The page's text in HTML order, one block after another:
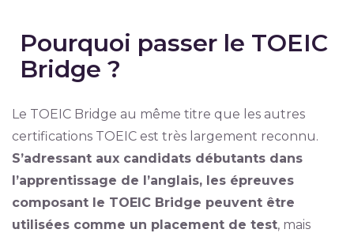
Pourquoi passer le TOEIC
Bridge ?
Le TOEIC Bridge au même titre que les autres
certifications TOEIC est très largement reconnu.
S’adressant aux candidats débutants dans
l’apprentissage de l’anglais, les épreuves
composant le TOEIC Bridge peuvent être
utilisées comme un placement de test, mais